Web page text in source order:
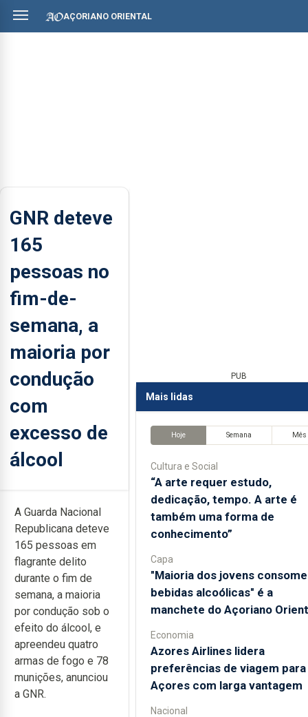
AÇORIANO ORIENTAL
GNR deteve
165
pessoas no
fim-de-
semana, a
maioria por
condução
com
excesso de
álcool
A Guarda Nacional
Republicana deteve
165 pessoas em
flagrante delito
durante o fim de
semana, a maioria
por condução sob o
efeito do álcool, e
apreendeu quatro
armas de fogo e 78
munições, anunciou
a GNR.
PUB
Mais lidas
Hoje Semana Mês
Cultura e Social
“A arte requer estudo,
dedicação, tempo. A arte é
também uma forma de
conhecimento”
Capa
"Maioria dos jovens consome
bebidas alcoólicas" é a
manchete do Açoriano
Economia
Azores Airlines lidera
preferências de viagem para
Açores com larga vantagem
Nacional